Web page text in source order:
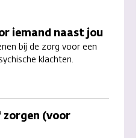
iemand naast jou
bij de zorg voor een
klachten.
zorgen (voor